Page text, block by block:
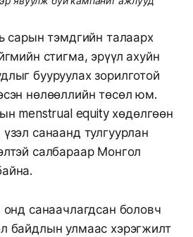
сарын тэмдгийн талаарх
стигма, эрүүл ахуйн
бууруулах зорилготой
нөлөөллийн төсөл юм.
menstrual equity хөдөлгөөн
санаанд тулгуурлан
салбараар Монгол
санаачлагдсан боловч
байдлын улмаас хэрэгжилт